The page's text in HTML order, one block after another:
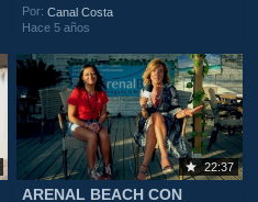
Por:Canal Costa
Hace 5 años
22:37
ARENAL BEACH CON